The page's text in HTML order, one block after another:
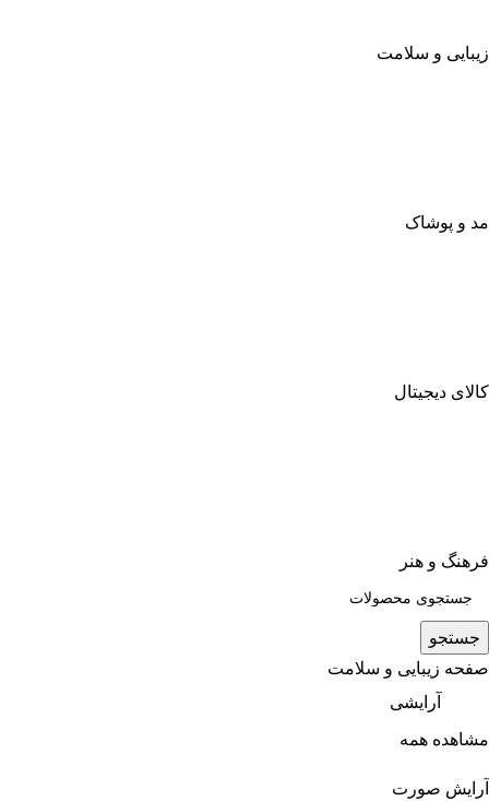
زیبایی و سلامت
مد و پوشاک
کالای دیجیتال
فرهنگ و هنر
جستجو
صفحه زیبایی و سلامت
آرایشی
مشاهده همه
آرایش صورت